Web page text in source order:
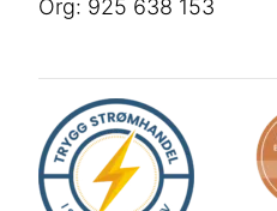
Org: 925 638 153